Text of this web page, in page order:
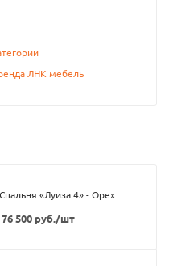
ЛНК мебель
Спальня «Луиза 4» - Орех
76 500 руб./шт